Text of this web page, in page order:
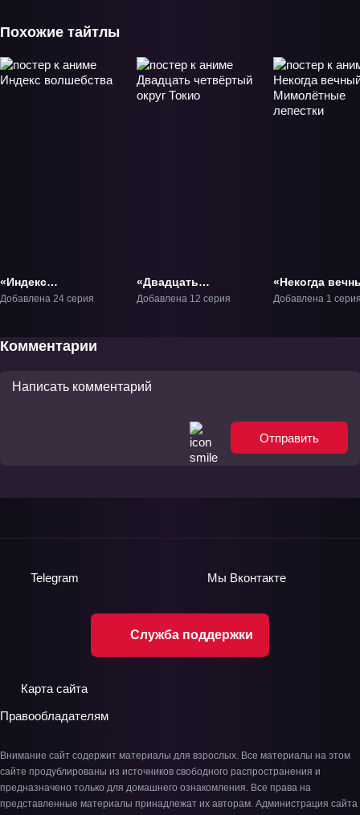
Похожие тайтлы
«Индекс
волшебства» ТВ-1
Добавлена 24 серия
«Двадцать
четвёртый округ
Добавлена 12 серия
«Некогда
Мимолётные
Добавлена 1
Комментарии
Отправить
Служба поддержки
Telegram Мы Вконтакте
Карта сайта
Правообладателям
Внимание сайт содержит материалы для взрослых. Все материалы на этом
сайте продублированы из источников свободного распространения и
предназначено только для домашнего ознакомления. Все права на
представленные материалы принадлежат их авторам. Администрация сайта